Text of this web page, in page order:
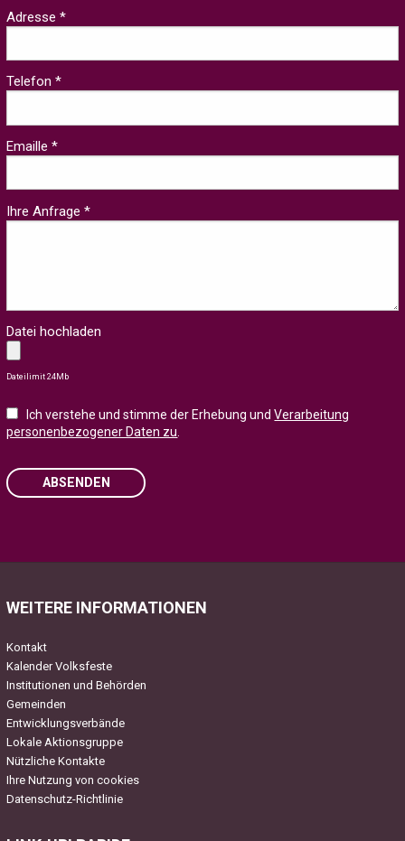
Adresse *
Telefon *
Emaille *
Ihre Anfrage *
Datei hochladen
Dateilimit 24Mb
Ich verstehe und stimme der Erhebung undVerarbeitung
personenbezogener Daten zu.
ABSENDEN
empty.
WEITERE INFORMATIONEN
Kontakt
Kalender Volksfeste
Institutionen und Behörden
Gemeinden
Entwicklungsverbände
Lokale Aktionsgruppe
Nützliche Kontakte
Ihre Nutzung von cookies
Datenschutz-Richtlinie